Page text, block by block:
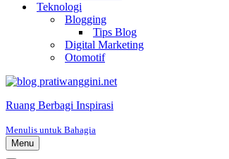
Teknologi
Blogging
Tips Blog
Digital Marketing
Otomotif
Ruang Berbagi Inspirasi
Menulis untuk Bahagia
Menu
Menu